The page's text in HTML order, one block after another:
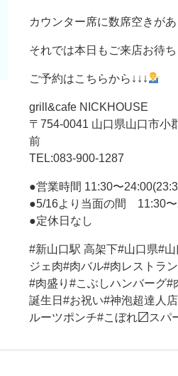
カウンター席に数席空きが
それでは本日もご来店お待
ご予約はこちらから↓↓↓
grill&cafe NICKHOUSE
〒754-0041 山口県山口市小
前‬
TEL:‪083-900-1287‬
●営業時間 11:30〜
●5/16より当面の間 11:30
●定休日なし
#新山口駅 高架下#山口県#
ジェ肉#肉バル#肉レストラ
#肉盛り#こぶしハンバーグ
誕生日#お祝い#神泡超達人
ルーツポンチ#こぼれ〼スパ